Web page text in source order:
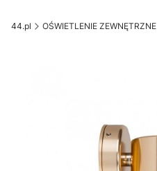
OŚWIETLENIE ZEWNĘTRZNE